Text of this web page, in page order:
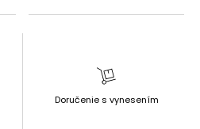
Doručenie s vynesením